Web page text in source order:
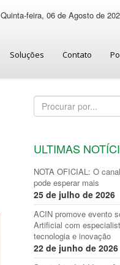
Quinta-feira, 06 de Agosto de
Soluções Contato
ULTIMAS
NOTA OFICIAL: O
pode esperar mais
25 de julho de 2026
ACIN promove evento
Artificial com
tecnologia e inovação
22 de junho de 2026